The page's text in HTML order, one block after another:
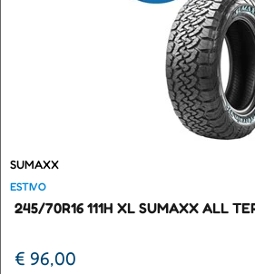
SUMAXX
ESTIVO
245/70R16 111H XL SUMAXX ALL
€ 96,00